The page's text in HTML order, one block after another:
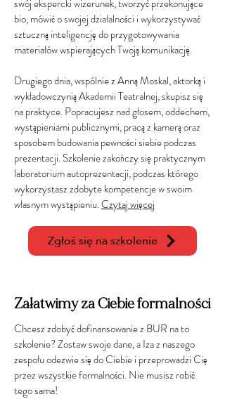
swój ekspercki wizerunek, tworzyć przekonujące
bio, mówić o swojej działalności i wykorzystywać
sztuczną inteligencję do przygotowywania
materiałów wspierających Twoją komunikację.
Drugiego dnia, wspólnie z Anną Moskal, aktorką i
wykładowczynią Akademii Teatralnej, skupisz się
na praktyce. Popracujesz nad głosem, oddechem,
wystąpieniami publicznymi, pracą z kamerą oraz
sposobem budowania pewności siebie podczas
prezentacji. Szkolenie zakończy się praktycznym
laboratorium autoprezentacji, podczas którego
wykorzystasz zdobyte kompetencje w swoim
własnym wystąpieniu.Czytaj więcej
Zgłoś się na szkolenie
Załatwimy za Ciebie formalności
Chcesz zdobyć dofinansowanie z BUR na to
szkolenie? Zostaw swoje dane, a Iza z naszego
zespołu odezwie się do Ciebie i przeprowadzi Cię
przez wszystkie formalności. Nie musisz robić
tego sama!